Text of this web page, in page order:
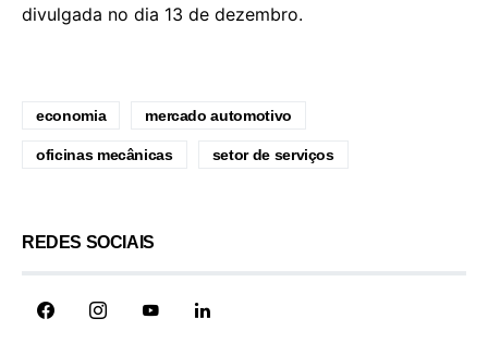
divulgada no dia 13 de dezembro.
economia mercado automotivo
oficinas mecânicas setor de serviços
REDES SOCIAIS